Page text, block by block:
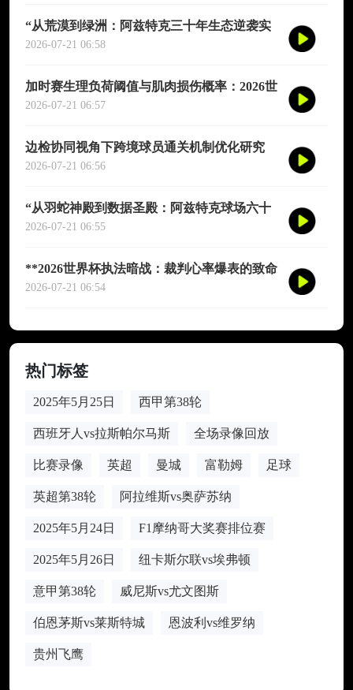
“从荒漠到绿洲：阿兹特克三十年生态逆袭实
录”
2026-07-21 06:58
加时赛生理负荷阈值与肌肉损伤概率：2026世
界杯多维度预测模型
2026-07-21 06:57
边检协同视角下跨境球员通关机制优化研究
——以2026年联合世界杯为场景
2026-07-21 06:56
“从羽蛇神殿到数据圣殿：阿兹特克球场六十
年世界杯的文明跃迁”
2026-07-21 06:55
**2026世界杯执法暗战：裁判心率爆表的致命
90分钟**
2026-07-21 06:54
热门标签
2025年5月25日 西甲第38轮
西班牙人vs拉斯帕尔马斯 全场录像回放
比赛录像 英超 曼城 富勒姆 足球
英超第38轮 阿拉维斯vs奥萨苏纳
2025年5月24日 F1摩纳哥大奖赛排位赛
2025年5月26日 纽卡斯尔联vs埃弗顿
意甲第38轮 威尼斯vs尤文图斯
伯恩茅斯vs莱斯特城 恩波利vs维罗纳
贵州飞鹰